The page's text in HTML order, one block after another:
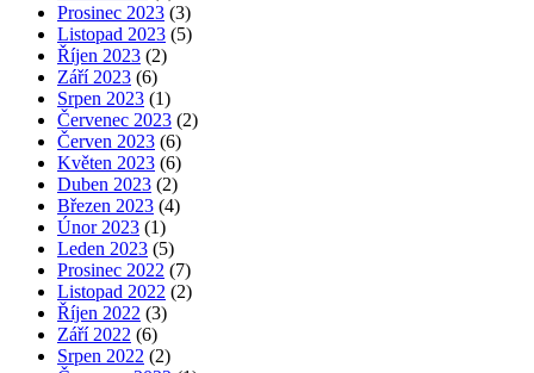
Prosinec 2023 (3)
Listopad 2023 (5)
Říjen 2023 (2)
Září 2023 (6)
Srpen 2023 (1)
Červenec 2023 (2)
Červen 2023 (6)
Květen 2023 (6)
Duben 2023 (2)
Březen 2023 (4)
Únor 2023 (1)
Leden 2023 (5)
Prosinec 2022 (7)
Listopad 2022 (2)
Říjen 2022 (3)
Září 2022 (6)
Srpen 2022 (2)